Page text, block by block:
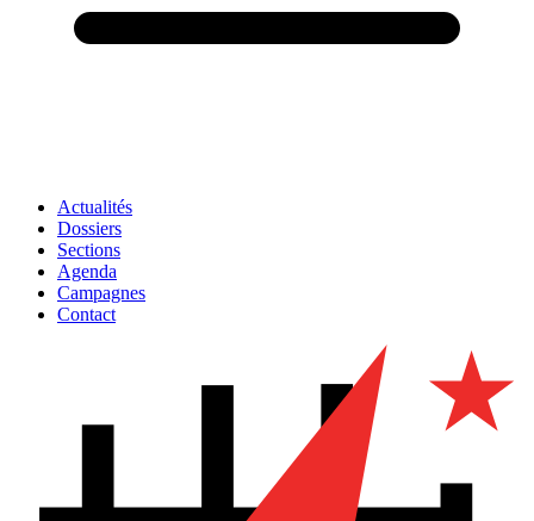
Actualités
Dossiers
Sections
Agenda
Campagnes
Contact